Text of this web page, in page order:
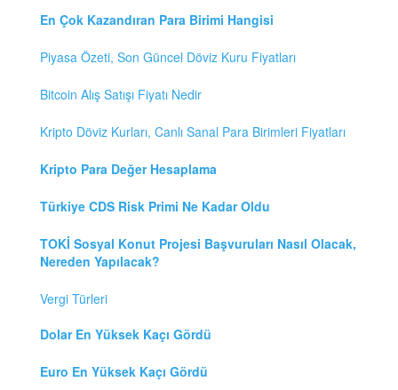
En Çok Kazandıran Para Birimi Hangisi
Piyasa Özeti, Son Güncel Döviz Kuru Fiyatları
Bitcoin Alış Satışı Fiyatı Nedir
Kripto Döviz Kurları, Canlı Sanal Para Birimleri Fiyatları
Kripto Para Değer Hesaplama
Türkiye CDS Risk Primi Ne Kadar Oldu
TOKİ Sosyal Konut Projesi Başvuruları Nasıl Olacak,
Nereden Yapılacak?
Vergi Türleri
Dolar En Yüksek Kaçı Gördü
Euro En Yüksek Kaçı Gördü